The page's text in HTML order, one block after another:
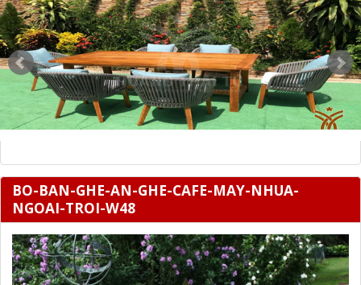
BO-BAN-GHE-AN-GHE-CAFE-MAY-NHUA-
NGOAI-TROI-W48